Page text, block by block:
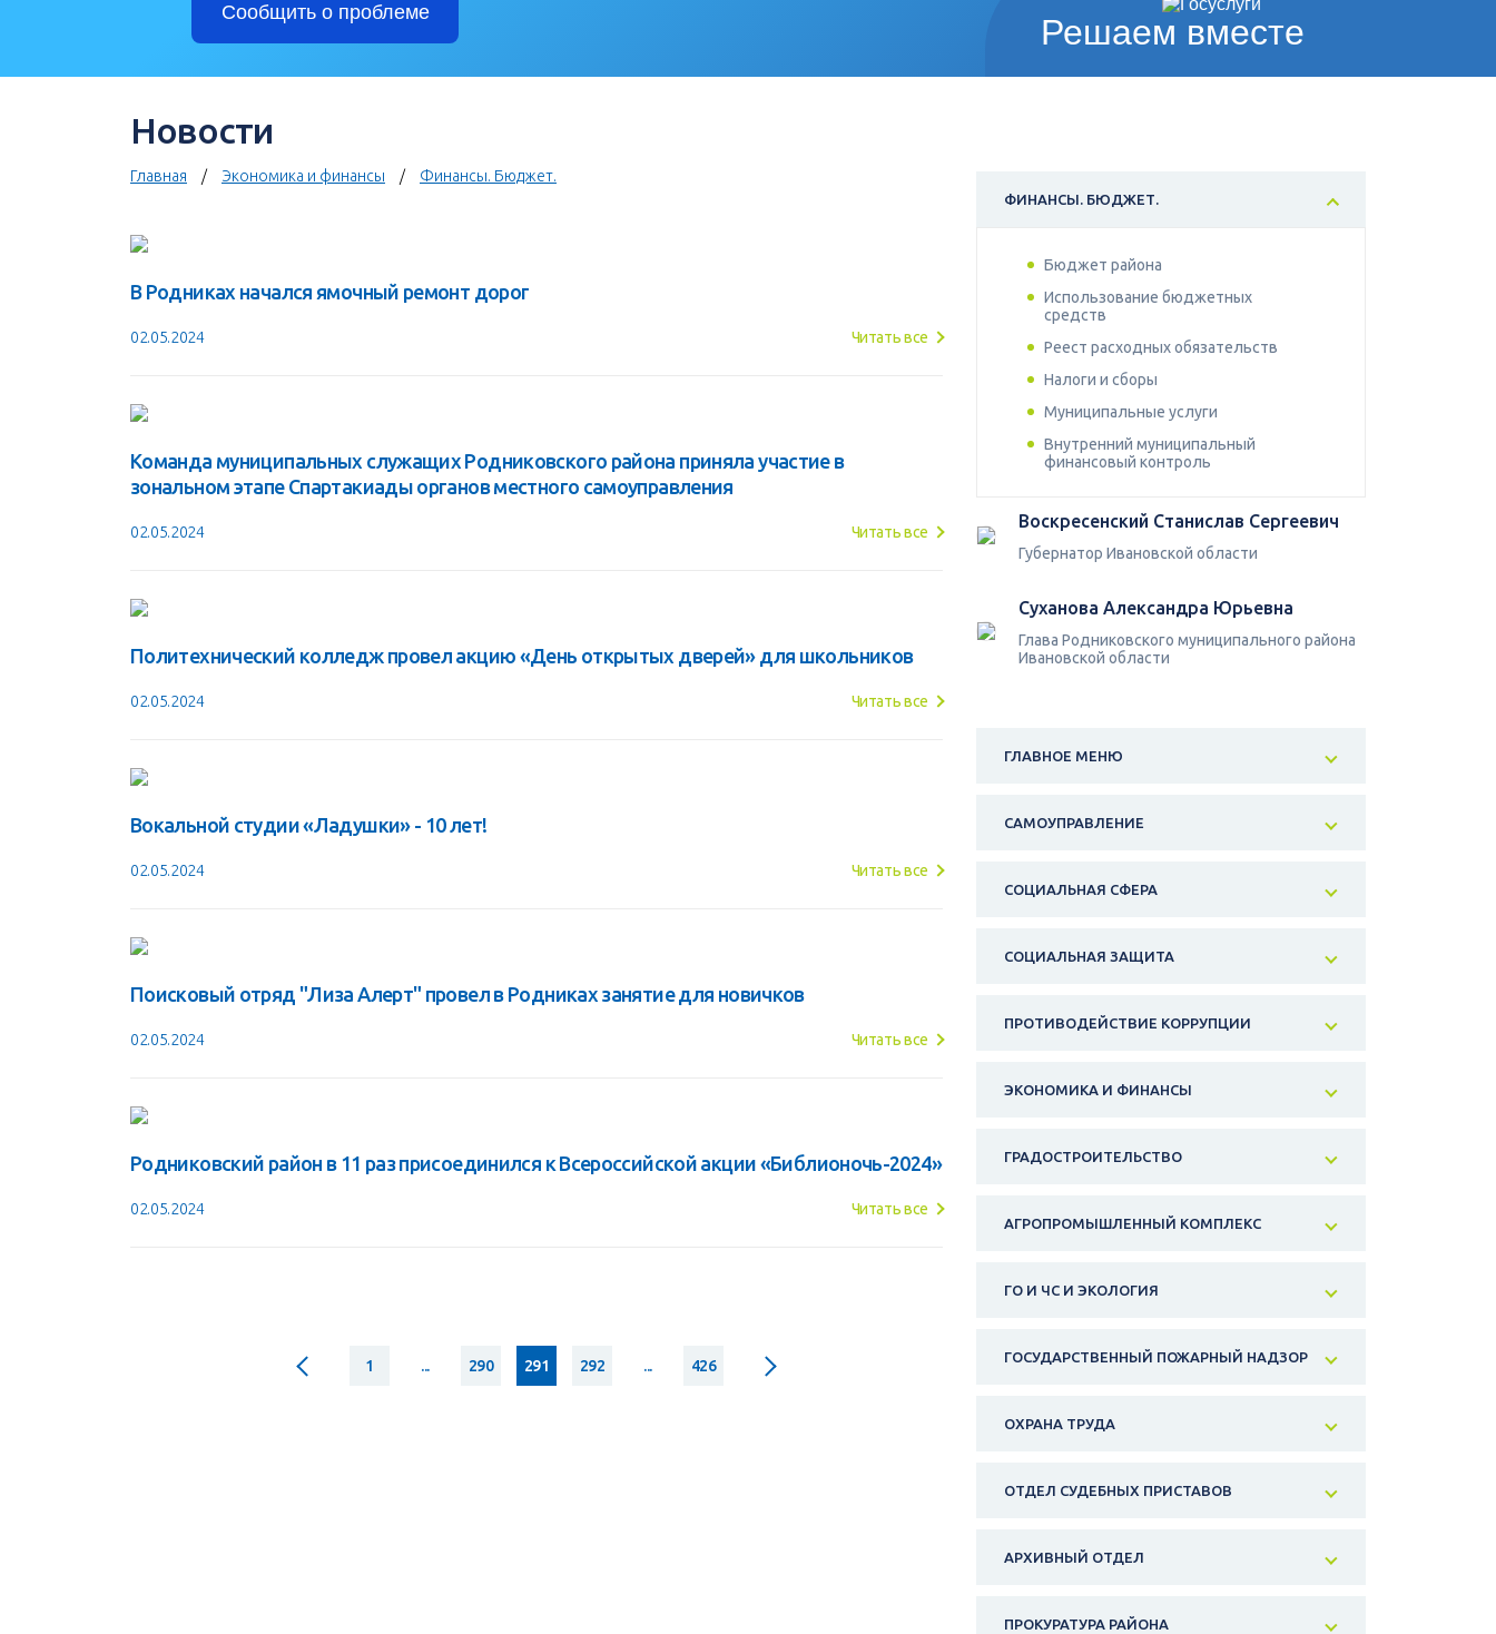
Решаем вместе
Сообщить о проблеме
Новости
Главная Экономика и финансы Финансы. Бюджет.
В Родниках начался ямочный ремонт дорог
02.05.2024 Читать все
Команда муниципальных служащих Родниковского района приняла участие в
зональном этапе Спартакиады органов местного самоуправления
02.05.2024 Читать все
Политехнический колледж провел акцию «День открытых дверей» для школьников
02.05.2024 Читать все
Вокальной студии «Ладушки» - 10 лет!
02.05.2024 Читать все
Поисковый отряд "Лиза Алерт" провел в Родниках занятие для новичков
02.05.2024 Читать все
Родниковский район в 11 раз присоединился к Всероссийской акции «Библионочь-2024»
02.05.2024 Читать все
1 ... 290 291 292 ... 426
ФИНАНСЫ. БЮДЖЕТ.
Бюджет района
Использование бюджетных
средств
Реест расходных обязательств
Налоги и сборы
Муниципальные услуги
Внутренний муниципальный
финансовый контроль
Воскресенский Станислав Сергеевич
Губернатор Ивановской области
Суханова Александра Юрьевна
Глава Родниковского муниципального района
Ивановской области
ГЛАВНОЕ МЕНЮ
САМОУПРАВЛЕНИЕ
СОЦИАЛЬНАЯ СФЕРА
СОЦИАЛЬНАЯ ЗАЩИТА
ПРОТИВОДЕЙСТВИЕ КОРРУПЦИИ
ЭКОНОМИКА И ФИНАНСЫ
ГРАДОСТРОИТЕЛЬСТВО
АГРОПРОМЫШЛЕННЫЙ КОМПЛЕКС
ГО И ЧС И ЭКОЛОГИЯ
ГОСУДАРСТВЕННЫЙ ПОЖАРНЫЙ НАДЗОР
ОХРАНА ТРУДА
ОТДЕЛ СУДЕБНЫХ ПРИСТАВОВ
АРХИВНЫЙ ОТДЕЛ
ПРОКУРАТУРА РАЙОНА